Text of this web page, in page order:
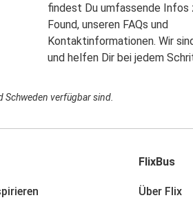
findest Du umfassende Infos
Found, unseren FAQs und
Kontaktinformationen. Wir
und helfen Dir bei jedem
Schweden verfügbar sind.
FlixBus
Über Flix